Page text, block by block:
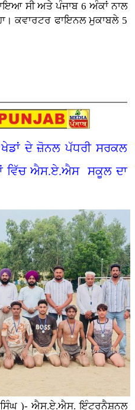
ਸੀ ਅਤੇ ਪੰਜਾਬ 6 ਅੰਕਾਂ ਨਾਲ
ਕਵਾਰਟਰ ਫਾਇਨਲ ਮੁਕਾਬਲੇ 5
ਦੇ ਜ਼ੋਨਲ ਪੱਧਰੀ ਸਰਕਲ
ਵਿੱਚ ਐਸ.ਏ.ਐਸ ਸਕੂਲ ਦਾ
ਸਿੰਘ )- ਐਸ.ਏ.ਐਸ. ਇੰਟਰਨੈਸ਼ਨਲ